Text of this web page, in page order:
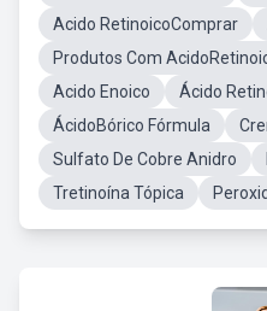
Acido RetinoicoComprar
Produtos Com
Acido Enoico
Ácido
ÁcidoBórico Fórmula
Sulfato De Cobre Anidro
Tretinoína Tópica